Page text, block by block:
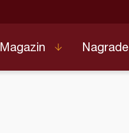
Magazin Nagrade